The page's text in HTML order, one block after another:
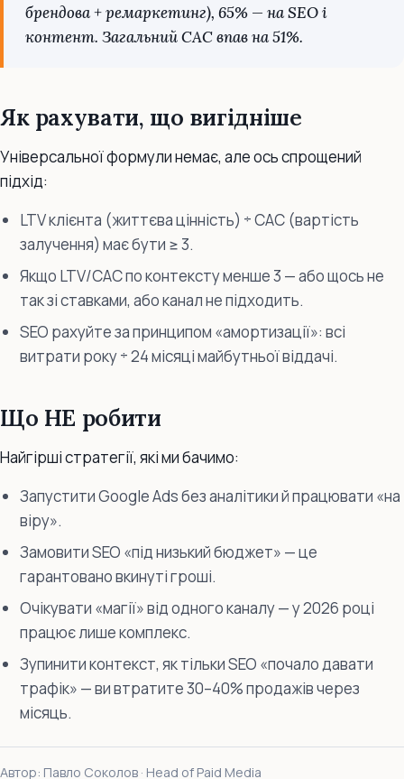
брендова + ремаркетинг), 65% — на SEO і
контент. Загальний CAC впав на 51%.
Як рахувати, що вигідніше
Універсальної формули немає, але ось спрощений
підхід:
LTV клієнта (життєва цінність) ÷ CAC (вартість
залучення) має бути ≥ 3.
Якщо LTV/CAC по контексту менше 3 — або щось не
так зі ставками, або канал не підходить.
SEO рахуйте за принципом «амортизації»: всі
витрати року ÷ 24 місяці майбутньої віддачі.
Що НЕ робити
Найгірші стратегії, які ми бачимо:
Запустити Google Ads без аналітики й працювати «на
віру».
Замовити SEO «під низький бюджет» — це
гарантовано вкинуті гроші.
Очікувати «магії» від одного каналу — у 2026 році
працює лише комплекс.
Зупинити контекст, як тільки SEO «почало давати
трафік» — ви втратите 30–40% продажів через
місяць.
Автор: Павло Соколов · Head of Paid Media